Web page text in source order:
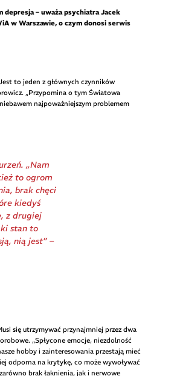
depresja – uważa psychiatra Jacek
w Warszawie, o czym donosi serwis
to jeden z głównych czynników
„Przypomina o tym Światowa
najpoważniejszym problemem
„Nam
to ogrom
brak chęci
kiedyś
z drugiej
stan to
nią jest” –
się utrzymywać przynajmniej przez dwa
„Spłycone emocje, niezdolność
hobby i zainteresowania przestają mieć
odporna na krytykę, co może wywoływać
brak łaknienia, jak i nerwowe